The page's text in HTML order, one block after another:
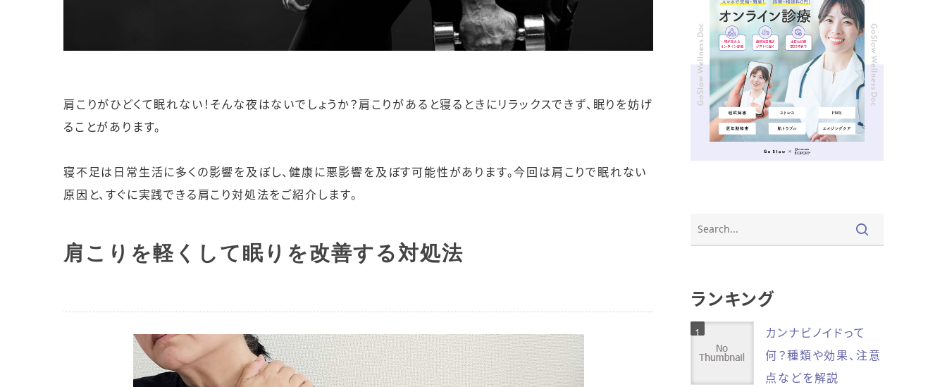
肩こりがひどくて眠れない！そんな夜はないでしょうか？肩こりがあると寝るときにリラックスできず、眠りを妨げ
ることがあります。
寝不足は日常生活に多くの影響を及ぼし、健康に悪影響を及ぼす可能性があります。今回は肩こりで眠れない
原因と、すぐに実践できる肩こり対処法をご紹介します。
肩こりを軽くして眠りを改善する対処法
ランキング
カンナビノイドって
何？種類や効果、注意
点などを解説